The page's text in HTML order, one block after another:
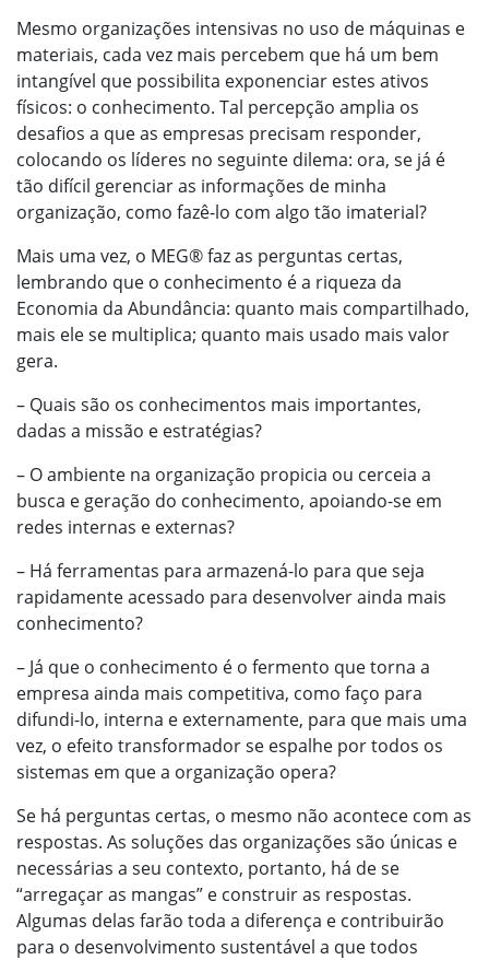
Mesmo organizações intensivas no uso de máquinas e
materiais, cada vez mais percebem que há um bem
intangível que possibilita exponenciar estes ativos
físicos: o conhecimento. Tal percepção amplia os
desafios a que as empresas precisam responder,
colocando os líderes no seguinte dilema: ora, se já é
tão difícil gerenciar as informações de minha
organização, como fazê-lo com algo tão imaterial?
Mais uma vez, o MEG® faz as perguntas certas,
lembrando que o conhecimento é a riqueza da
Economia da Abundância: quanto mais compartilhado,
mais ele se multiplica; quanto mais usado mais valor
gera.
– Quais são os conhecimentos mais importantes,
dadas a missão e estratégias?
– O ambiente na organização propicia ou cerceia a
busca e geração do conhecimento, apoiando-se em
redes internas e externas?
– Há ferramentas para armazená-lo para que seja
rapidamente acessado para desenvolver ainda mais
conhecimento?
– Já que o conhecimento é o fermento que torna a
empresa ainda mais competitiva, como faço para
difundi-lo, interna e externamente, para que mais uma
vez, o efeito transformador se espalhe por todos os
sistemas em que a organização opera?
Se há perguntas certas, o mesmo não acontece com as
respostas. As soluções das organizações são únicas e
necessárias a seu contexto, portanto, há de se
“arregaçar as mangas” e construir as respostas.
Algumas delas farão toda a diferença e contribuirão
para o desenvolvimento sustentável a que todos